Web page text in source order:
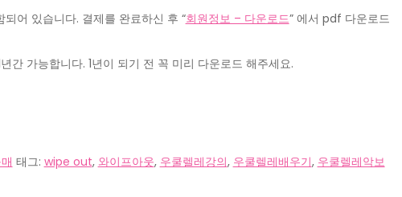
어 있습니다. 결제를 완료하신 후 “회원정보 – 다운로드” 에서 pdf 다운로드
간 가능합니다. 1년이 되기 전 꼭 미리 다운로드 해주세요.
태그: wipe out, 와이프아웃, 우쿨렐레강의, 우쿨렐레배우기, 우쿨렐레악보